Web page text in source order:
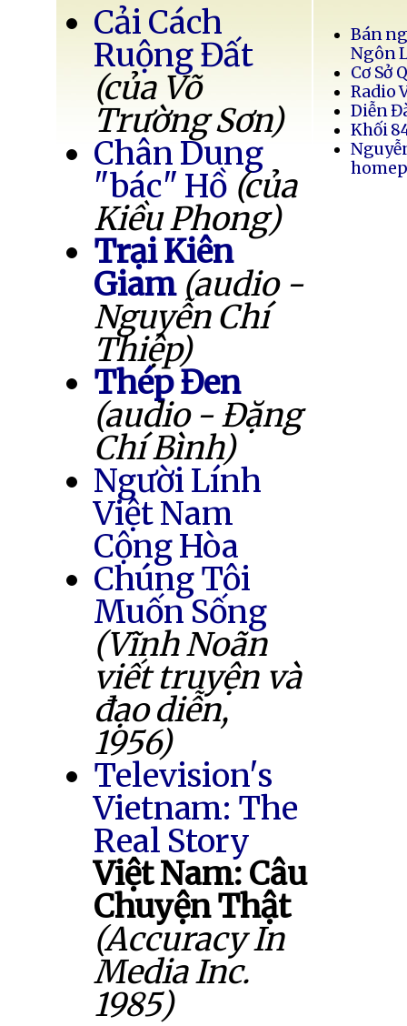
Cải Cách
Ruộng Đất
(của Võ
Trường Sơn)
Chân Dung
"bác" Hồ (của
Kiều Phong)
Trại Kiên
Giam (audio -
Nguyễn Chí
Thiệp)
Thép Đen
(audio - Đặng
Chí Bình)
Người Lính
Việt Nam
Cộng Hòa
Chúng Tôi
Muốn Sống
(Vĩnh Noãn
viết truyện và
đạo diễn,
1956)
Television's
Vietnam: The
Real Story
Việt Nam: Câu
Chuyện Thật
(Accuracy In
Media Inc.
1985)
Bán
Ngôn
Cơ Sở
Radio
Diễn
Khối